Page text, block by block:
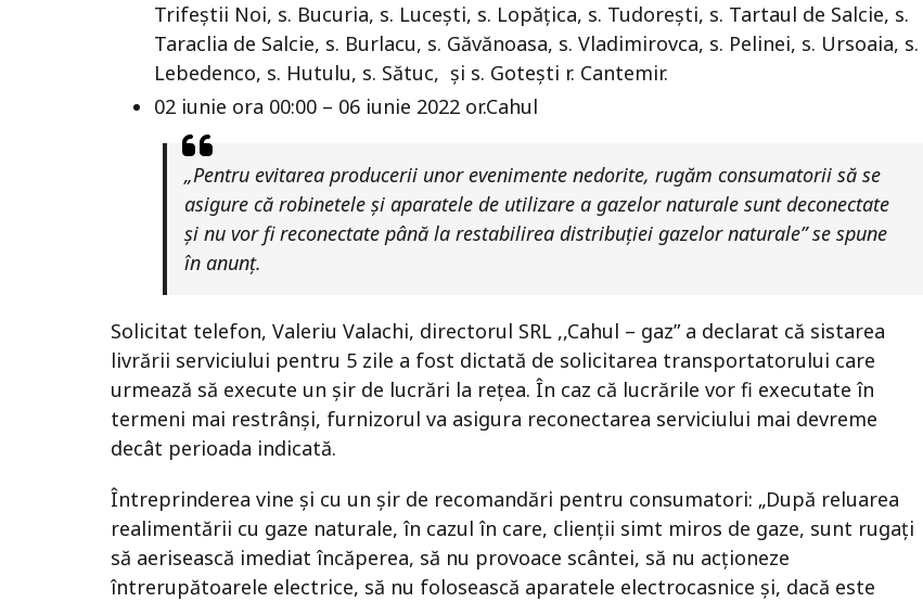
Trifeștii Noi, s. Bucuria, s. Lucești, s. Lopățica, s. Tudorești, s. Tartaul de Salcie, s.
Taraclia de Salcie, s. Burlacu, s. Găvănoasa, s. Vladimirovca, s. Pelinei, s. Ursoaia, s.
Lebedenco, s. Hutulu, s. Sătuc, și s. Gotești r. Cantemir.
02 iunie ora 00:00 – 06 iunie 2022 or.Cahul
„Pentru evitarea producerii unor evenimente nedorite, rugăm consumatorii să se
asigure că robinetele și aparatele de utilizare a gazelor naturale sunt deconectate
și nu vor fi reconectate până la restabilirea distribuției gazelor naturale” se spune
în anunț.
Solicitat telefon, Valeriu Valachi, directorul SRL ,,Cahul – gaz” a declarat că sistarea
livrării serviciului pentru 5 zile a fost dictată de solicitarea transportatorului care
urmează să execute un șir de lucrări la rețea. În caz că lucrările vor fi executate în
termeni mai restrânși, furnizorul va asigura reconectarea serviciului mai devreme
decât perioada indicată.
Întreprinderea vine și cu un șir de recomandări pentru consumatori: „După reluarea
realimentării cu gaze naturale, în cazul în care, clienții simt miros de gaze, sunt rugați
să aerisească imediat încăperea, să nu provoace scântei, să nu acționeze
întrerupătoarele electrice, să nu folosească aparatele electrocasnice și, dacă este